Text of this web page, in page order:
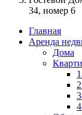
34, номер 6
Главная
Аренда
Дома